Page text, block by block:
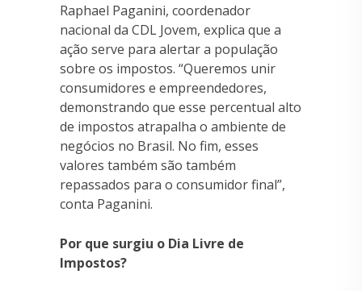
Raphael Paganini, coordenador
nacional da CDL Jovem, explica que a
ação serve para alertar a população
sobre os impostos. “Queremos unir
consumidores e empreendedores,
demonstrando que esse percentual alto
de impostos atrapalha o ambiente de
negócios no Brasil. No fim, esses
valores também são também
repassados para o consumidor final”,
conta Paganini.
Por que surgiu o Dia Livre de
Impostos?